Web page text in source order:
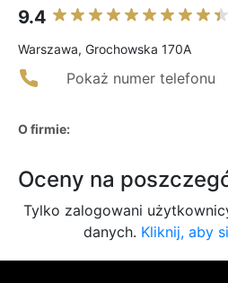
9.4
Warszawa, Grochowska 170A
Pokaż numer telefonu
O firmie:
Oceny na
Tylko zalogowani
danych. Kliknij, aby